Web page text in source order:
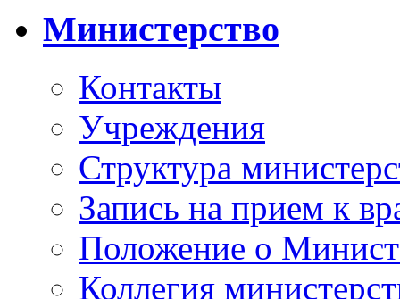
Министерство
Контакты
Учреждения
Структура
Запись на прием к
Положение о
Коллегия